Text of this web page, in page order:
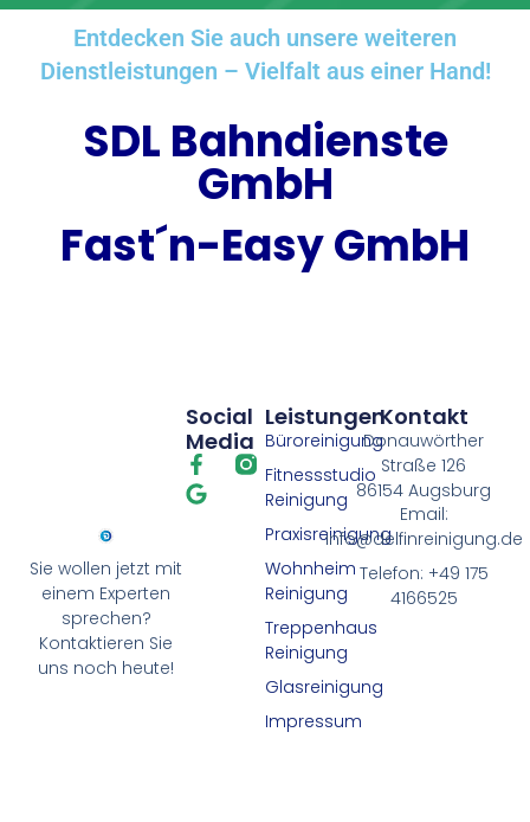
Entdecken Sie auch unsere weiteren
Dienstleistungen – Vielfalt aus einer Hand!
SDL Bahndienste
GmbH
Fast´n-Easy GmbH
Sie wollen jetzt mit
einem Experten
sprechen?
Kontaktieren Sie
uns noch heute!
Leistungen
Büroreinigung
Fitnessstudio
Reinigung
Praxisreinigung
Wohnheim
Reinigung
Treppenhaus
Reinigung
Glasreinigung
Impressum
Social
Media
Kontakt
Donauwörther
Straße 126
86154 Augsburg
Email:
info@delfinreinigung.de
Telefon: +49 175
4166525